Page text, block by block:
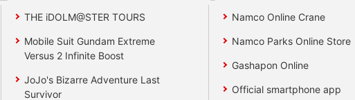
THE iDOLM@STER TOURS
Mobile Suit Gundam Extreme
Versus 2 Infinite Boost
JoJo's Bizarre Adventure Last
Survivor
Namco Online Crane
Namco Parks Online Store
Gashapon Online
Official smartphone app